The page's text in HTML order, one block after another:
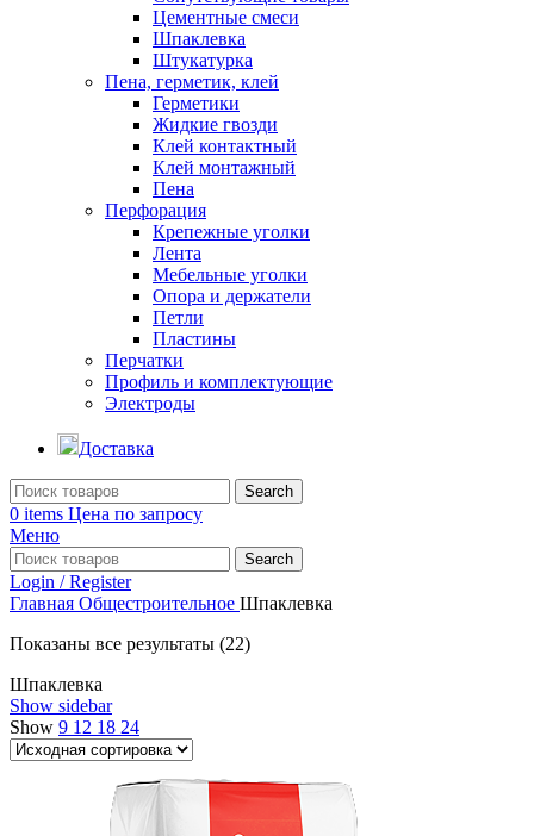
Цементные смеси
Шпаклевка
Штукатурка
Пена, герметик, клей
Герметики
Жидкие гвозди
Клей контактный
Клей монтажный
Пена
Перфорация
Крепежные уголки
Лента
Мебельные уголки
Опора и держатели
Петли
Пластины
Перчатки
Профиль и комплектующие
Электроды
Доставка
Search
0 items Цена по запросу
Меню
Search
Login / Register
Главная Общестроительное Шпаклевка
Показаны все результаты (22)
Шпаклевка
Show sidebar
Show 9 12 18 24